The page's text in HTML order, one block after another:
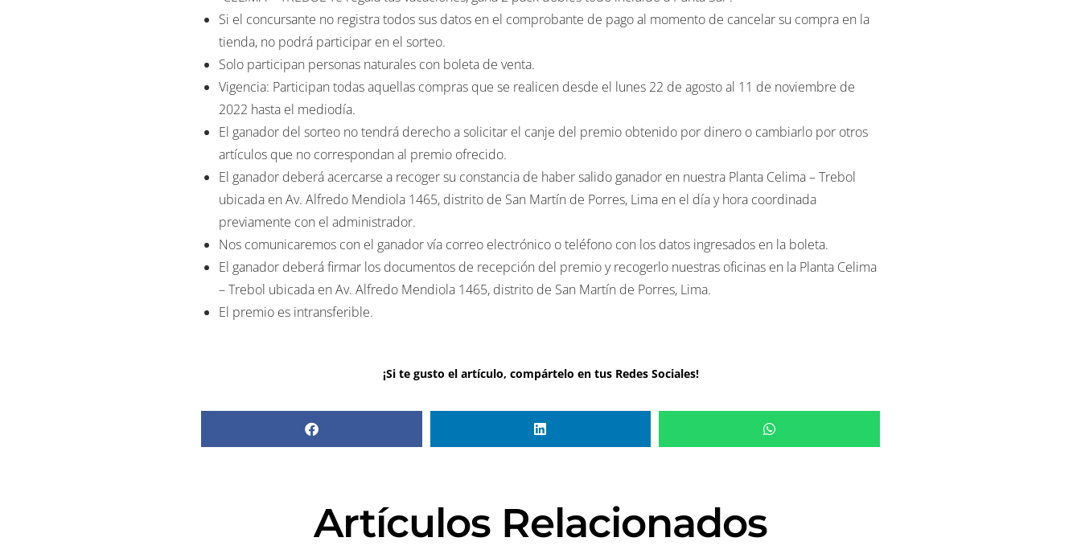
tienda, no podrá participar en el sorteo.
Solo participan personas naturales con boleta de venta.
Vigencia: Participan todas aquellas compras que se realicen desde el lunes 22 de agosto al 11 de noviembre de
2022 hasta el mediodía.
El ganador del sorteo no tendrá derecho a solicitar el canje del premio obtenido por dinero o cambiarlo por otros
artículos que no correspondan al premio ofrecido.
El ganador deberá acercarse a recoger su constancia de haber salido ganador en nuestra Planta Celima – Trebol
ubicada en Av. Alfredo Mendiola 1465, distrito de San Martín de Porres, Lima en el día y hora coordinada
previamente con el administrador.
Nos comunicaremos con el ganador vía correo electrónico o teléfono con los datos ingresados en la boleta.
El ganador deberá firmar los documentos de recepción del premio y recogerlo nuestras oficinas en la Planta Celima
– Trebol ubicada en Av. Alfredo Mendiola 1465, distrito de San Martín de Porres, Lima.
El premio es intransferible.
Artículos Relacionados